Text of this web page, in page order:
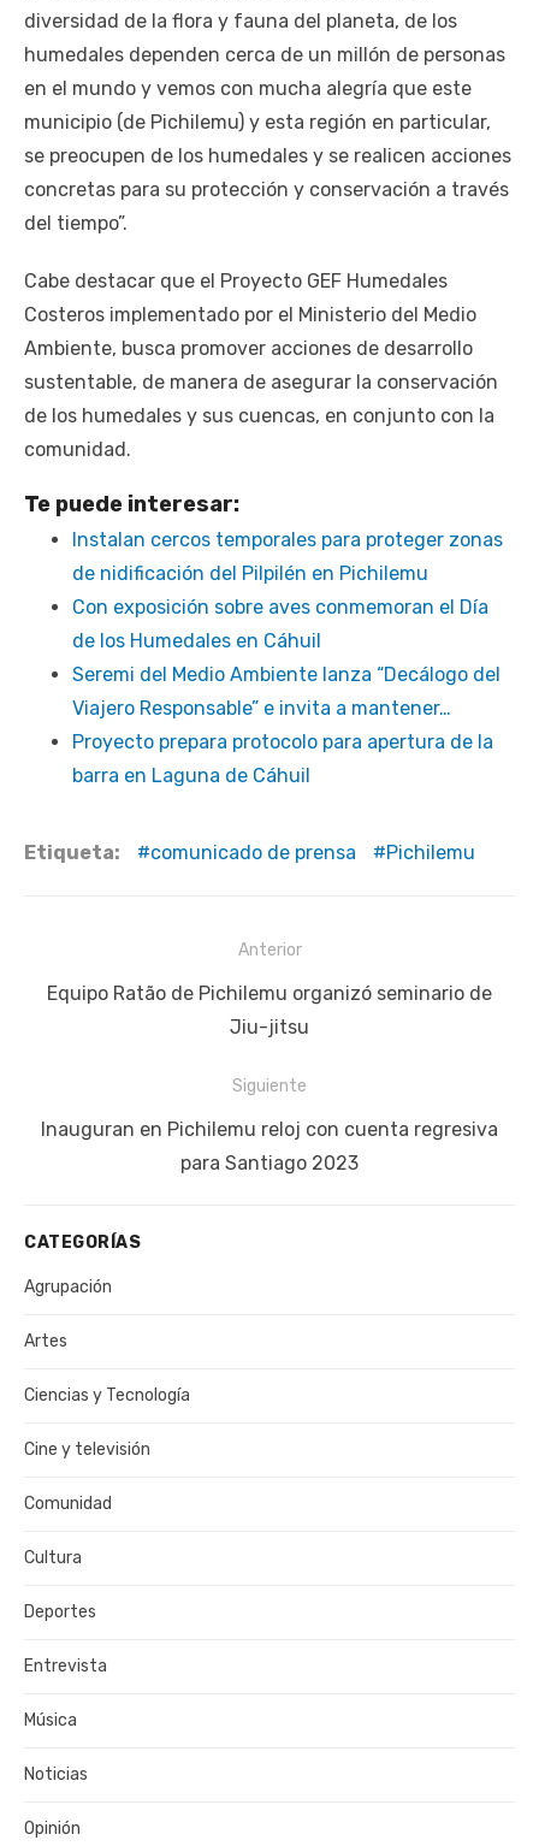
diversidad de la flora y fauna del planeta, de los
humedales dependen cerca de un millón de personas
en el mundo y vemos con mucha alegría que este
municipio (de Pichilemu) y esta región en particular,
se preocupen de los humedales y se realicen acciones
concretas para su protección y conservación a través
del tiempo”.
Cabe destacar que el Proyecto GEF Humedales
Costeros implementado por el Ministerio del Medio
Ambiente, busca promover acciones de desarrollo
sustentable, de manera de asegurar la conservación
de los humedales y sus cuencas, en conjunto con la
comunidad.
Te puede interesar:
Instalan cercos temporales para proteger zonas
de nidificación del Pilpilén en Pichilemu
Con exposición sobre aves conmemoran el Día
de los Humedales en Cáhuil
Seremi del Medio Ambiente lanza “Decálogo del
Viajero Responsable” e invita a mantener…
Proyecto prepara protocolo para apertura de la
barra en Laguna de Cáhuil
Etiqueta: comunicado de prensa Pichilemu
de
Anterior
Publicación
Equipo Ratão de Pichilemu organizó seminario de
Jiu-jitsu
Siguiente
Siguiente
Inauguran en Pichilemu reloj con cuenta regresiva
para Santiago 2023
CATEGORÍAS
Agrupación
Artes
Ciencias y Tecnología
Cine y televisión
Comunidad
Cultura
Deportes
Entrevista
Música
Noticias
Opinión